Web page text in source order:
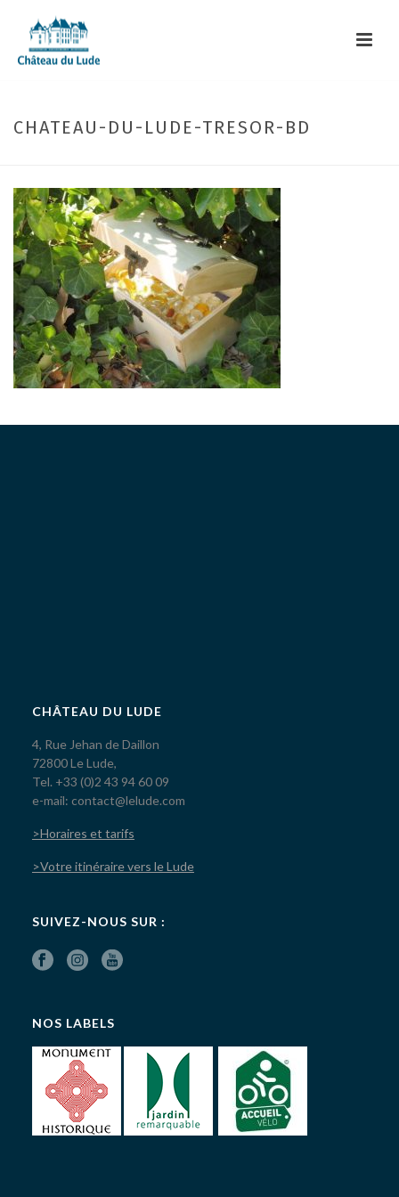
CHATEAU-DU-LUDE-TRESOR-BD
CHÂTEAU DU LUDE
4, Rue Jehan de Daillon
72800 Le Lude,
Tel. +33 (0)2 43 94 60 09
e-mail: contact@lelude.com
>Horaires et tarifs
>Votre itinéraire vers le Lude
SUIVEZ-NOUS SUR :
NOS LABELS